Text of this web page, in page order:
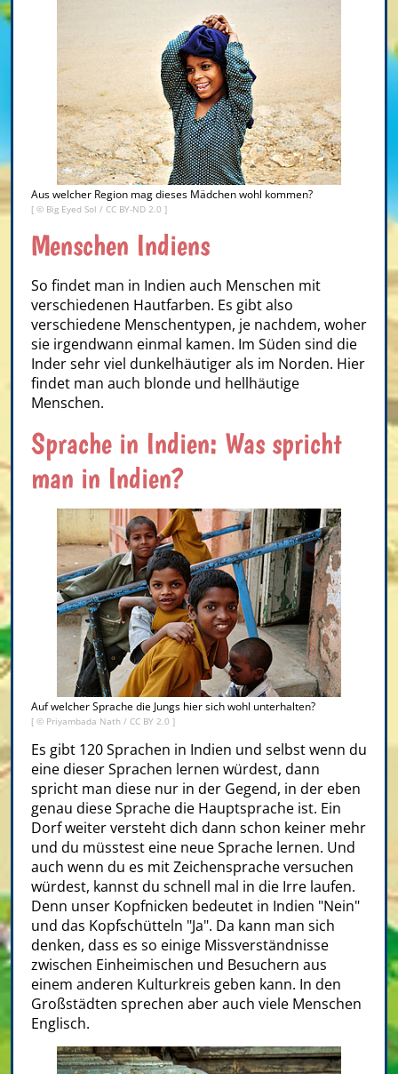
Aus welcher Region mag dieses Mädchen wohl kommen?
[ © Big Eyed Sol / CC BY-ND 2.0 ]
Menschen Indiens
So findet man in Indien auch Menschen mit
verschiedenen Hautfarben. Es gibt also
verschiedene Menschentypen, je nachdem, woher
sie irgendwann einmal kamen. Im Süden sind die
Inder sehr viel dunkelhäutiger als im Norden. Hier
findet man auch blonde und hellhäutige
Menschen.
Sprache in Indien: Was spricht
man in Indien?
Auf welcher Sprache die Jungs hier sich wohl unterhalten?
[ © Priyambada Nath / CC BY 2.0 ]
Es gibt 120 Sprachen in Indien und selbst wenn du
eine dieser Sprachen lernen würdest, dann
spricht man diese nur in der Gegend, in der eben
genau diese Sprache die Hauptsprache ist. Ein
Dorf weiter versteht dich dann schon keiner mehr
und du müsstest eine neue Sprache lernen. Und
auch wenn du es mit Zeichensprache versuchen
würdest, kannst du schnell mal in die Irre laufen.
Denn unser Kopfnicken bedeutet in Indien "Nein"
und das Kopfschütteln "Ja". Da kann man sich
denken, dass es so einige Missverständnisse
zwischen Einheimischen und Besuchern aus
einem anderen Kulturkreis geben kann. In den
Großstädten sprechen aber auch viele Menschen
Englisch.